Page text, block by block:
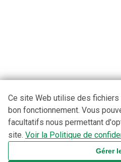
Ce site Web utilise des fichiers
bon fonctionnement. Vous
facultatifs nous permettant
site. Voir la Politique de
Gérer